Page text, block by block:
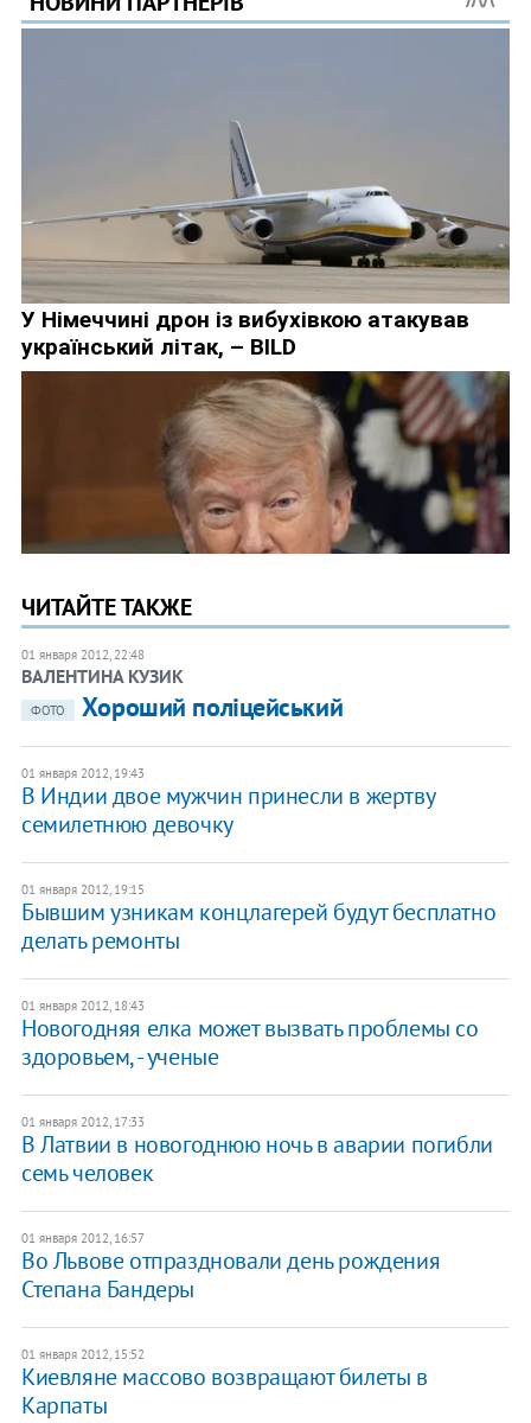
ЧИТАЙТЕ ТАКЖЕ
01 января 2012, 22:48
ВАЛЕНТИНА КУЗИК
ФОТО ​Хороший поліцейський
01 января 2012, 19:43
В Индии двое мужчин принесли в жертву
семилетнюю девочку
01 января 2012, 19:15
Бывшим узникам концлагерей будут бесплатно
делать ремонты
01 января 2012, 18:43
Новогодняя елка может вызвать проблемы со
здоровьем, - ученые
01 января 2012, 17:33
В Латвии в новогоднюю ночь в аварии погибли
семь человек
01 января 2012, 16:57
Во Львове отпраздновали день рождения
Степана Бандеры
01 января 2012, 15:52
Киевляне массово возвращают билеты в
Карпаты